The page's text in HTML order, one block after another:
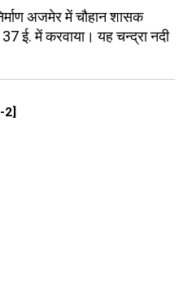
अजमेर में चौहान शासक
ई. में करवाया। यह चन्द्रा नदी
2]